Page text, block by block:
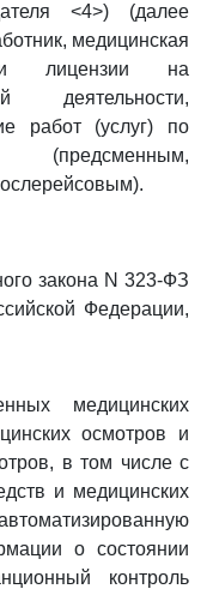
<4>) (далее
медицинская
лицензии на
деятельности,
работ (услуг) по
закона N 323-ФЗ
Федерации,
медицинских
осмотров и
в том числе с
и медицинских
о состоянии
контроль